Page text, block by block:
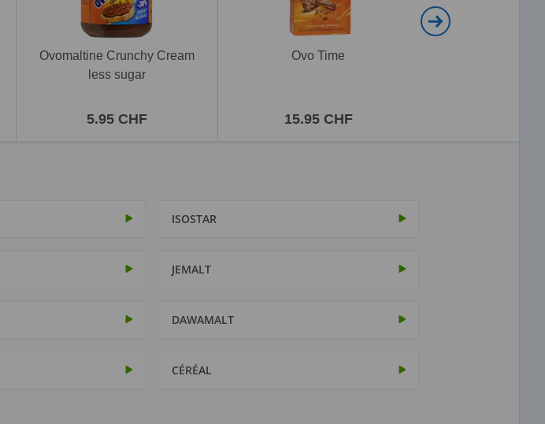
Ovomaltine Crunchy Cream
less sugar
5.95 CHF
Ovo Time
15.95 CHF
ISOSTAR
JEMALT
DAWAMALT
CÉRÉAL